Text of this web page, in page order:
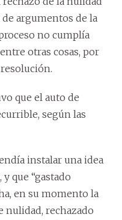
de argumentos de la
no cumplía
otras cosas, por
que el auto de
según las
instalar una idea
que “gastado
en su momento la
nulidad, rechazado